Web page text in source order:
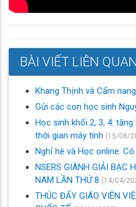
BÀI VIẾT LIÊN QUAN
Khang Thịnh và Cẩm
Gửi các con học sinh
Học sinh khối 2, 3, 4:
thời gian máy tính (15/08/
Nghỉ hè và Học online:
NSERS GIÀNH GIẢI BẠC
NAM LẦN THỨ 8 (14/04/
THÚC ĐẨY GIÁO VIÊN